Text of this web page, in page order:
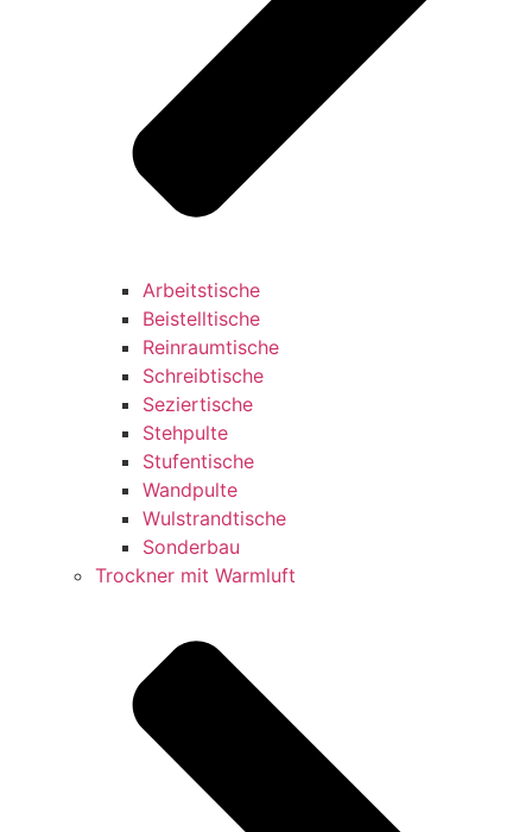
Arbeitstische
Beistelltische
Reinraumtische
Schreibtische
Seziertische
Stehpulte
Stufentische
Wandpulte
Wulstrandtische
Sonderbau
Trockner mit Warmluft